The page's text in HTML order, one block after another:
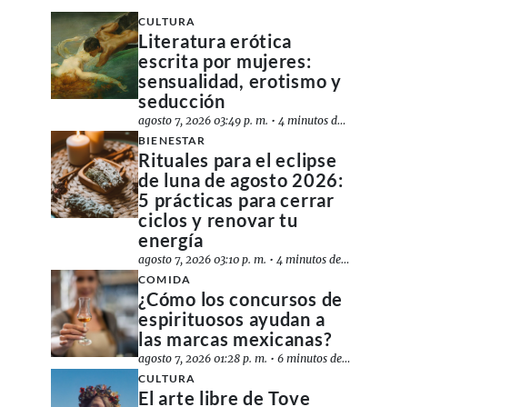
CULTURA
Literatura erótica
escrita por mujeres:
sensualidad, erotismo y
seducción
agosto 7, 2026 03:49 p. m. •4 minutos de lectura
BIENESTAR
Rituales para el eclipse
de luna de agosto 2026:
5 prácticas para cerrar
ciclos y renovar tu
energía
agosto 7, 2026 03:10 p. m. •4 minutos de lectura
COMIDA
¿Cómo los concursos de
espirituosos ayudan a
las marcas mexicanas?
agosto 7, 2026 01:28 p. m. •6 minutos de lectura
CULTURA
El arte libre de Tove